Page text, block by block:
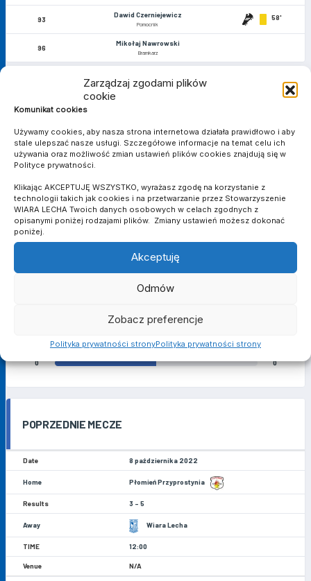
Zarządzaj zgodami plików
cookie
Komunikat cookies
Używamy cookies, aby nasza strona internetowa działała prawidłowo i aby
stale ulepszać nasze usługi. Szczegółowe informacje na temat celu ich
używania oraz możliwość zmian ustawień plików cookies znajdują się w
Polityce prywatności.
Klikając AKCEPTUJĘ WSZYSTKO, wyrażasz zgodę na korzystanie z
technologii takich jak cookies i na przetwarzanie przez Stowarzyszenie
WIARA LECHA Twoich danych osobowych w celach zgodnych z
opisanymi poniżej rodzajami plików. Zmiany ustawień możesz dokonać
poniżej.
Akceptuję
Odmów
Zobacz preferencje
Polityka prywatności stronyPolityka prywatności strony
93
Dawid Czerniejewicz
Pomocnik
58'
96
Mikołaj Nawrowski
Bramkarz
MATCH STATS
BRAMKI
2
ASYSTY
4 0
ŻÓŁTE KARTKI
2 0
RZUTY KARNE
0 0
POPRZEDNIE MECZE
8 października 2022
Płomień Przyprostynia
3 - 5
Wiara Lecha
12:00
N/A